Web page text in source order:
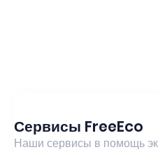
Сервисы FreeEco
Наши сервисы в помощь